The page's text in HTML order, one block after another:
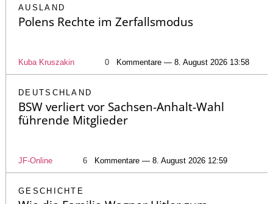
AUSLAND
Polens Rechte im Zerfallsmodus
Kuba Kruszakin 0 Kommentare — 8. August 2026 13:58
DEUTSCHLAND
BSW verliert vor Sachsen-Anhalt-Wahl
führende Mitglieder
JF-Online 6 Kommentare — 8. August 2026 12:59
GESCHICHTE